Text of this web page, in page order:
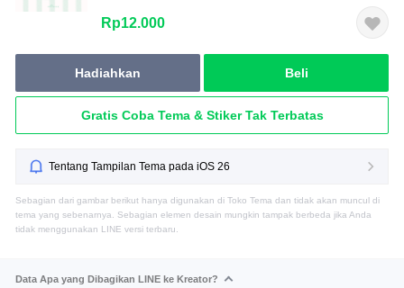
Rp12.000
Hadiahkan Beli
Gratis Coba Tema & Stiker Tak Terbatas
Tentang Tampilan Tema pada iOS 26
Sebagian dari gambar berikut hanya digunakan di Toko Tema dan tidak akan muncul di
tema yang sebenarnya. Sebagian elemen desain mungkin tampak berbeda jika Anda
tidak menggunakan LINE versi terbaru.
Data Apa yang Dibagikan LINE ke Kreator?